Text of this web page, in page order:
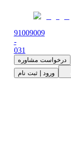
91009009
-
031
درخواست مشاوره
ورود | ثبت نام